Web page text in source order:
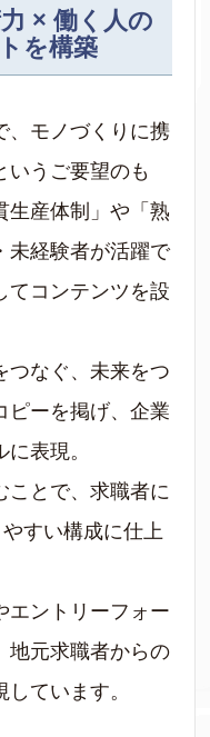
× 働く人の
を構築
、モノづくりに携
いうご要望のも
生産体制」や「熟
未経験者が活躍で
てコンテンツを設
つなぐ、未来をつ
ピーを掲げ、企業
表現。
ことで、求職者に
すい構成に仕上
エントリーフォー
地元求職者からの
ています。